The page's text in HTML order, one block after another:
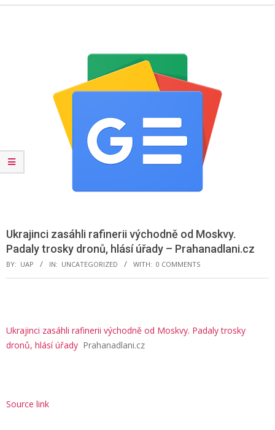
Ukrajinci zasáhli rafinerii východně od Moskvy.
Padaly trosky dronů, hlásí úřady – Prahanadlani.cz
BY: UAP IN: UNCATEGORIZED WITH: 0 COMMENTS
Ukrajinci zasáhli rafinerii východně od Moskvy. Padaly trosky
dronů, hlásí úřady Prahanadlani.cz
Source link